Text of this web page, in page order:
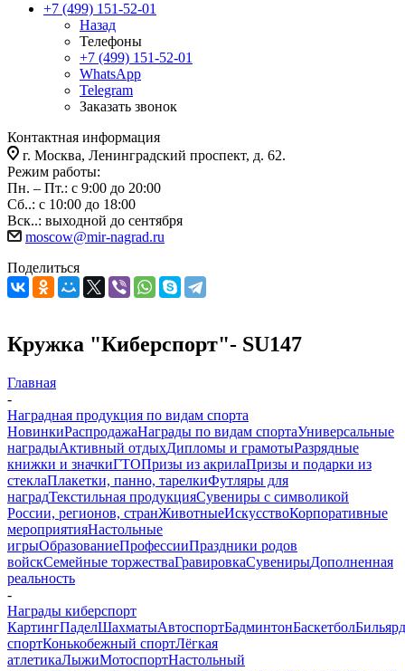
+7 (499) 151-52-01
Назад
Телефоны
+7 (499) 151-52-01
WhatsApp
Telegram
Заказать звонок
Контактная информация
г. Москва, Ленинградский проспект, д. 62.
Режим работы:
Пн. – Пт.: с 9:00 до 20:00
Сб..: с 10:00 до 18:00
Вск..: выходной до сентября
moscow@mir-nagrad.ru
Поделиться
Кружка "Киберспорт"- SU147
Главная
-
Наградная продукция по видам спорта
НовинкиРаспродажаНаграды по видам спортаУниверсальные
наградыАктивный отдыхДипломы и грамотыРазрядные
книжки и значкиГТОПризы из акрилаПризы и подарки из
стеклаПлакетки, панно, тарелкиФутляры для
наградТекстильная продукцияСувениры с символикой
России, регионов, странЖивотныеИскусствоКорпоративные
мероприятияНастольные
игрыОбразованиеПрофессииПраздники родов
войскСемейные торжестваГравировкаСувенирыДополненная
реальность
-
Награды киберспорт
КартингПаделШахматыАвтоспортБадминтонБаскетболБильярд
спортКонькобежный спортЛёгкая
атлетикаЛыжиМотоспортНастольный